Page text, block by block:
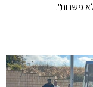
פשרות".